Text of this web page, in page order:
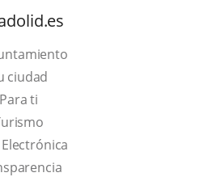
ciudad
Para ti
This
link
will
Electrónica